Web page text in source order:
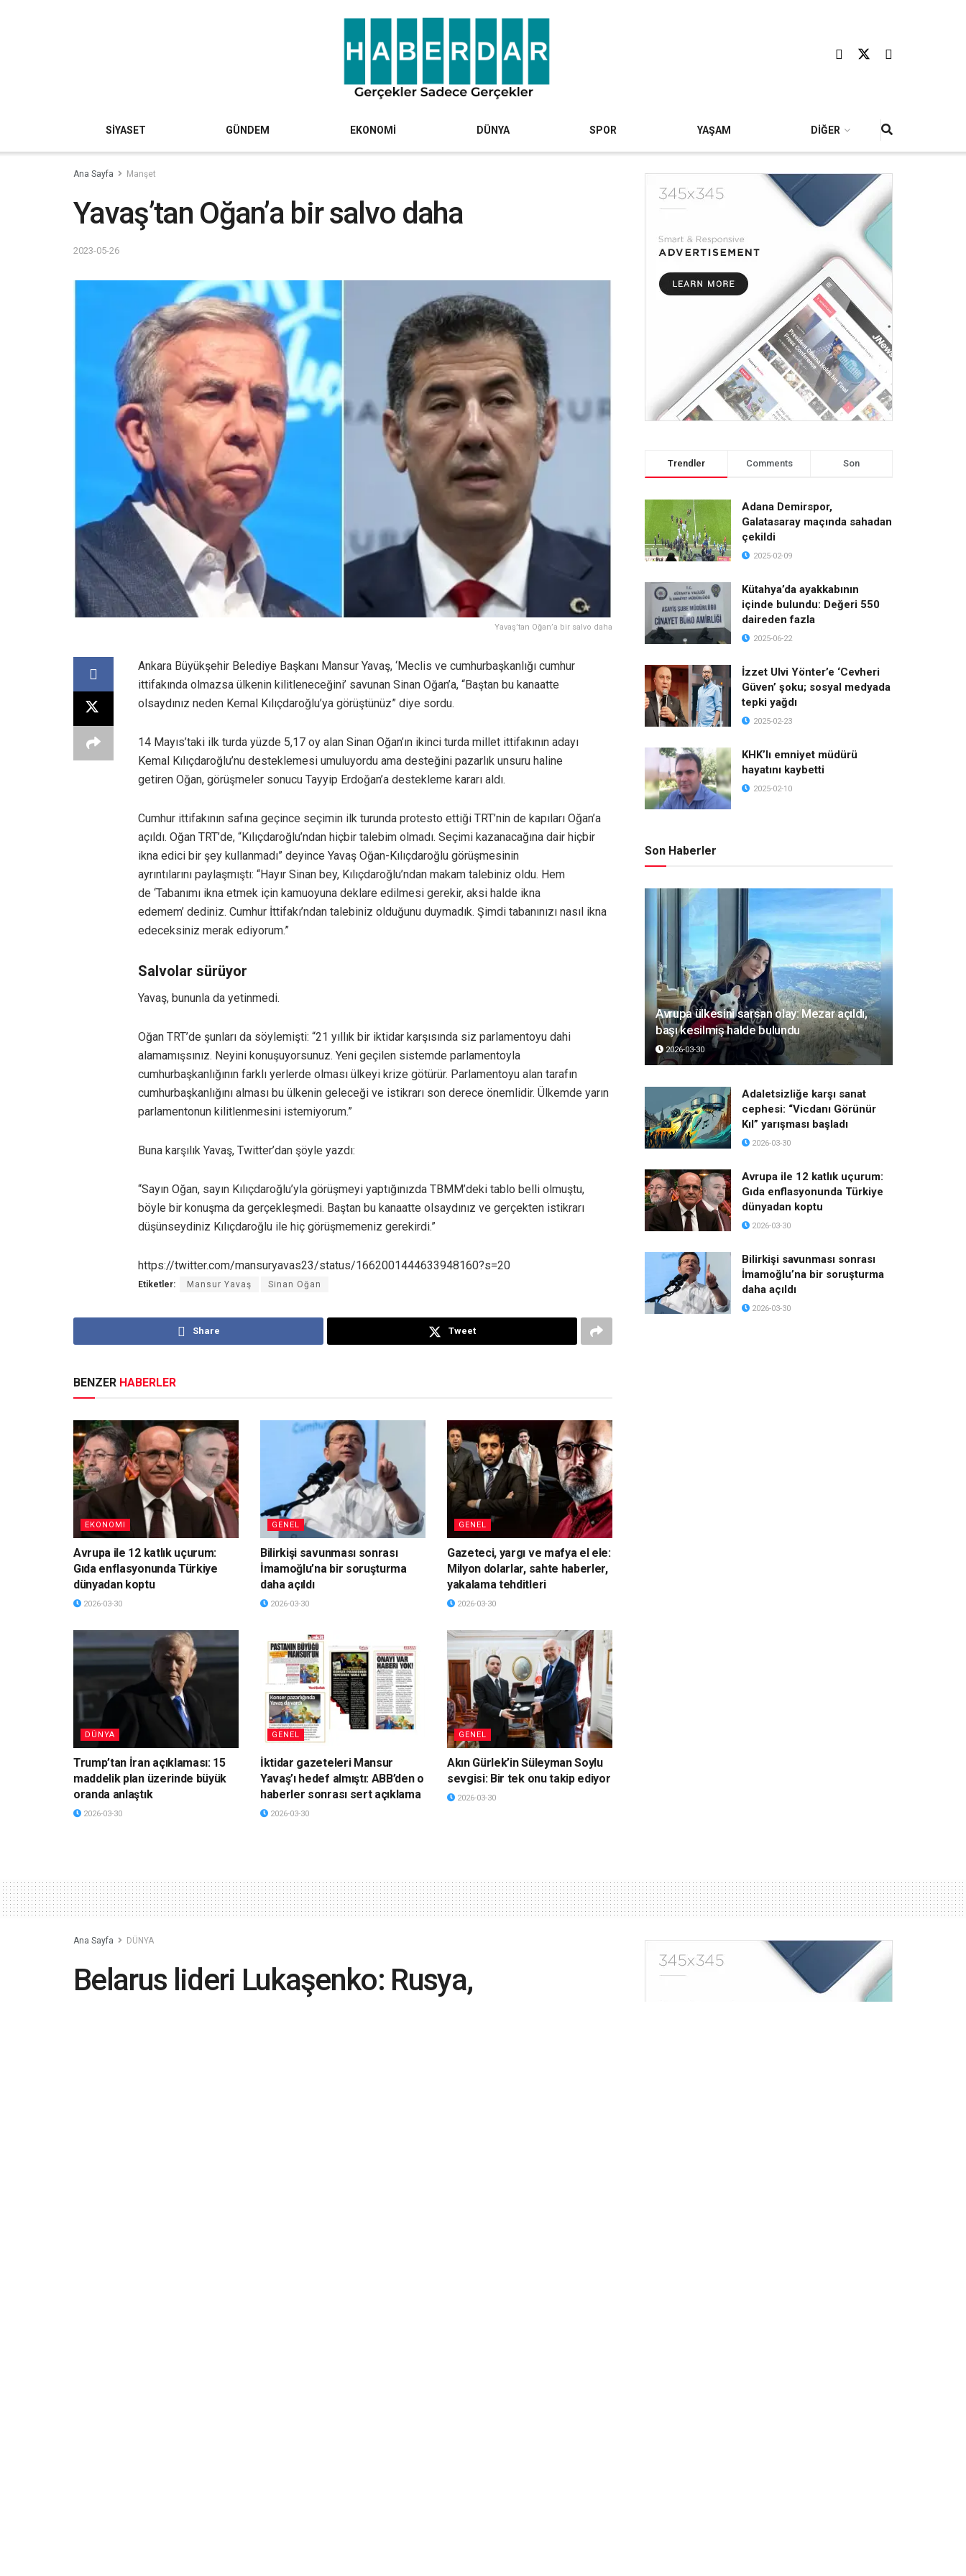
SİYASET GÜNDEM EKONOMİ DÜNYA SPOR YAŞAM DİĞER
Ana Sayfa Manşet
Yavaş’tan Oğan’a bir salvo daha
2023-05-26
Yavaş’tan Oğan’a bir salvo daha
Ankara Büyükşehir Belediye Başkanı Mansur Yavaş, ‘Meclis ve cumhurbaşkanlığı cumhur
ittifakında olmazsa ülkenin kilitleneceğini’ savunan Sinan Oğan’a, “Baştan bu kanaatte
olsaydınız neden Kemal Kılıçdaroğlu’ya görüştünüz” diye sordu.
14 Mayıs’taki ilk turda yüzde 5,17 oy alan Sinan Oğan’ın ikinci turda millet ittifakının adayı
Kemal Kılıçdaroğlu’nu desteklemesi umuluyordu ama desteğini pazarlık unsuru haline
getiren Oğan, görüşmeler sonucu Tayyip Erdoğan’a destekleme kararı aldı.
Cumhur ittifakının safına geçince seçimin ilk turunda protesto ettiği TRT’nin de kapıları Oğan’a
açıldı. Oğan TRT’de, “Kılıçdaroğlu’ndan hiçbir talebim olmadı. Seçimi kazanacağına dair hiçbir
ikna edici bir şey kullanmadı” deyince Yavaş Oğan-Kılıçdaroğlu görüşmesinin
ayrıntılarını paylaşmıştı: “Hayır Sinan bey, Kılıçdaroğlu’ndan makam talebiniz oldu. Hem
de ‘Tabanımı ikna etmek için kamuoyuna deklare edilmesi gerekir, aksi halde ikna
edemem’ dediniz. Cumhur İttifakı’ndan talebiniz olduğunu duymadık. Şimdi tabanınızı nasıl ikna
edeceksiniz merak ediyorum.”
Salvolar sürüyor
Yavaş, bununla da yetinmedi.
Oğan TRT’de şunları da söylemişti: “21 yıllık bir iktidar karşısında siz parlamentoyu dahi
alamamışsınız. Neyini konuşuyorsunuz. Yeni geçilen sistemde parlamentoyla
cumhurbaşkanlığının farklı yerlerde olması ülkeyi krize götürür. Parlamentoyu alan tarafın
cumhurbaşkanlığını alması bu ülkenin geleceği ve istikrarı son derece önemlidir. Ülkemde yarın
parlamentonun kilitlenmesini istemiyorum.”
Buna karşılık Yavaş, Twitter’dan şöyle yazdı:
“Sayın Oğan, sayın Kılıçdaroğlu’yla görüşmeyi yaptığınızda TBMM’deki tablo belli olmuştu,
böyle bir konuşma da gerçekleşmedi. Baştan bu kanaatte olsaydınız ve gerçekten istikrarı
düşünseydiniz Kılıçdaroğlu ile hiç görüşmemeniz gerekirdi.”
https://twitter.com/mansuryavas23/status/1662001444633948160?s=20
Etiketler: Mansur Yavaş Sinan Oğan
Share Tweet
BENZER HABERLER
EKONOMI
Avrupa ile 12 katlık uçurum:
Gıda enflasyonunda Türkiye
dünyadan koptu
2026-03-30
GENEL
Bilirkişi savunması sonrası
İmamoğlu’na bir soruşturma
daha açıldı
2026-03-30
GENEL
Gazeteci, yargı ve mafya el ele:
Milyon dolarlar, sahte haberler,
yakalama tehditleri
2026-03-30
DÜNYA
Trump’tan İran açıklaması: 15
maddelik plan üzerinde büyük
oranda anlaştık
2026-03-30
GENEL
İktidar gazeteleri Mansur
Yavaş’ı hedef almıştı: ABB’den o
haberler sonrası sert açıklama
2026-03-30
GENEL
Akın Gürlek’in Süleyman Soylu
sevgisi: Bir tek onu takip ediyor
2026-03-30
Trendler Comments Son
Adana Demirspor,
Galatasaray maçında sahadan
çekildi
2025-02-09
Kütahya’da ayakkabının
içinde bulundu: Değeri 550
daireden fazla
2025-06-22
İzzet Ulvi Yönter’e ‘Cevheri
Güven’ şoku; sosyal medyada
tepki yağdı
2025-02-23
KHK’lı emniyet müdürü
hayatını kaybetti
2025-02-10
Son Haberler
Avrupa ülkesini sarsan olay: Mezar açıldı,
başı kesilmiş halde bulundu
2026-03-30
Adaletsizliğe karşı sanat
cephesi: “Vicdanı Görünür
Kıl” yarışması başladı
2026-03-30
Avrupa ile 12 katlık uçurum:
Gıda enflasyonunda Türkiye
dünyadan koptu
2026-03-30
Bilirkişi savunması sonrası
İmamoğlu’na bir soruşturma
daha açıldı
2026-03-30
Ana Sayfa DÜNYA
Belarus lideri Lukaşenko: Rusya,